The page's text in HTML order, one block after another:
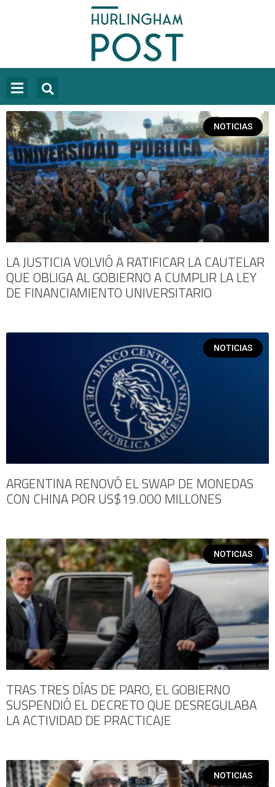
NOTICIAS
LA JUSTICIA VOLVIÓ A RATIFICAR LA CAUTELAR
QUE OBLIGA AL GOBIERNO A CUMPLIR LA LEY
DE FINANCIAMIENTO UNIVERSITARIO
NOTICIAS
ARGENTINA RENOVÓ EL SWAP DE MONEDAS
CON CHINA POR US$19.000 MILLONES
NOTICIAS
TRAS TRES DÍAS DE PARO, EL GOBIERNO
SUSPENDIÓ EL DECRETO QUE DESREGULABA
LA ACTIVIDAD DE PRACTICAJE
NOTICIAS